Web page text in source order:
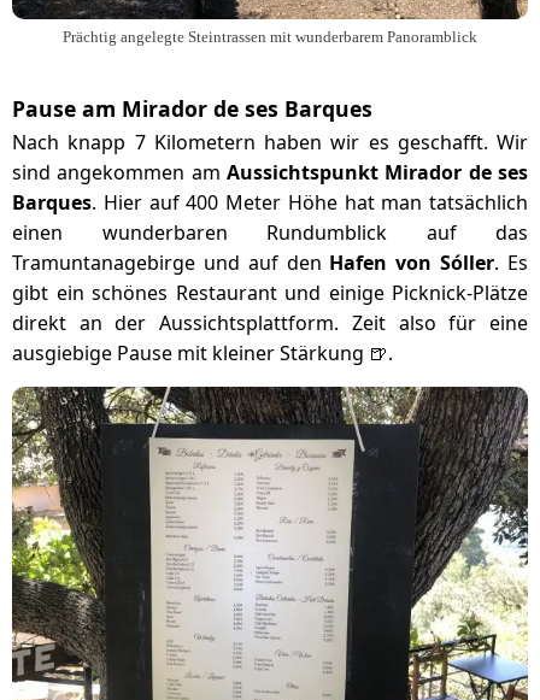
Prächtig angelegte Steintrassen mit wunderbarem Panoramblick
Pause am Mirador de ses Barques
Nach knapp 7 Kilometern haben wir es geschafft. Wir
sind angekommen am Aussichtspunkt Mirador de ses
Barques. Hier auf 400 Meter Höhe hat man tatsächlich
einen wunderbaren Rundumblick auf das
Tramuntanagebirge und auf den Hafen von Sóller. Es
gibt ein schönes Restaurant und einige Picknick-Plätze
direkt an der Aussichtsplattform. Zeit also für eine
ausgiebige Pause mit kleiner Stärkung 🍺.